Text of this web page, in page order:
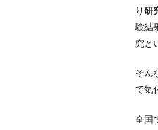
り研
験結
究と
そん
で気
全国